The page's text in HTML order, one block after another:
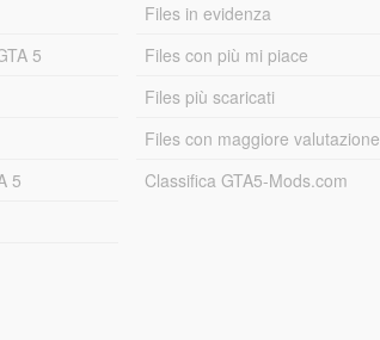
5
5
Files in evidenza
Files con più mi piace
Files più scaricati
Files con maggiore valutazione
Classifica GTA5-Mods.com